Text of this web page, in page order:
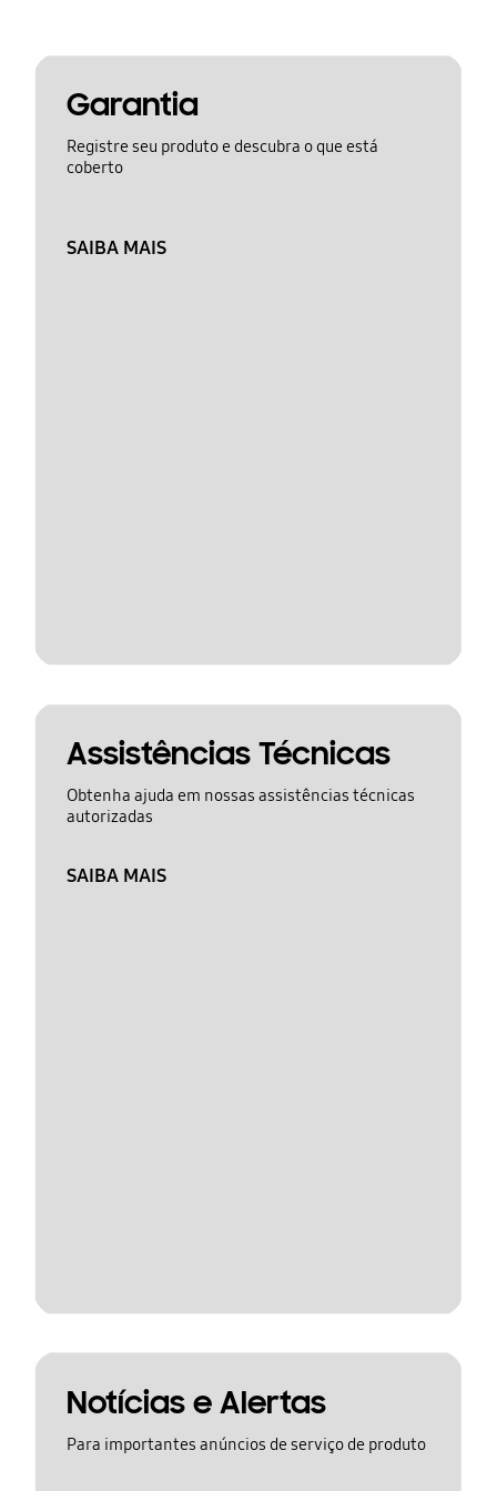
Garantia
Registre seu produto e descubra o que está
coberto
SAIBA MAIS
Assistências Técnicas
Obtenha ajuda em nossas assistências técnicas
autorizadas
SAIBA MAIS
Notícias e Alertas
Para importantes anúncios de serviço de produto